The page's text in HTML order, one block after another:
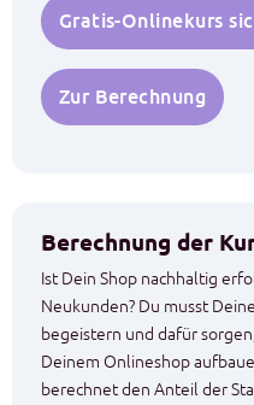
Gratis-Onlinekurs
Zur Berechnung
Berechnung der
Ist Dein Shop nachhaltig
Neukunden? Du musst
begeistern und dafür
Deinem Onlineshop
berechnet den Anteil der